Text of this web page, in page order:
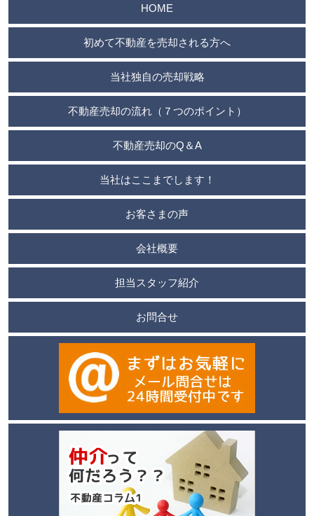
HOME
初めて不動産を売却される方へ
当社独自の売却戦略
不動産売却の流れ（７つのポイント）
不動産売却のQ＆A
当社はここまでします！
お客さまの声
会社概要
担当スタッフ紹介
お問合せ